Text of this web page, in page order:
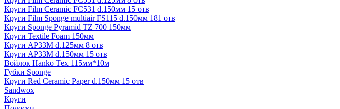
Круги Film Ceramic FC531 d.150мм 15 отв
Круги Film Sponge multiair FS115 d.150мм 181 отв
Круги Sponge Pyramid TZ 700 150мм
Круги Textile Foam 150мм
Круги AP33M d.125мм 8 отв
Круги AP33M d.150мм 15 отв
Войлок Hanko Tех 115мм*10м
Губки Sponge
Круги Red Ceramic Paper d.150мм 15 отв
Sandwox
Круги